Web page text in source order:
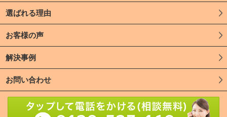
選ばれる理由
お客様の声
解決事例
お問い合わせ